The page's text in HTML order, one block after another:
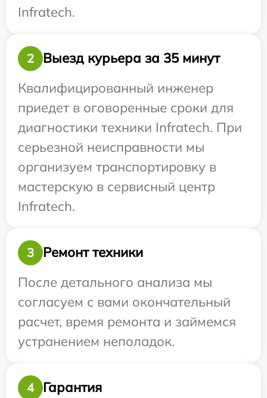
Infratech.
2
Выезд курьера за 35 минут
Квалифицированный инженер
приедет в оговоренные сроки для
диагностики техники Infratech. При
серьезной неисправности мы
организуем транспортировку в
мастерскую в сервисный центр
Infratech.
3
Ремонт техники
После детального анализа мы
согласуем с вами окончательный
расчет, время ремонта и займемся
устранением неполадок.
4 Гарантия